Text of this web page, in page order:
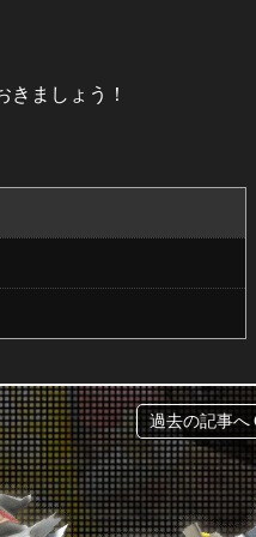
ましょう！
過去の記事へ